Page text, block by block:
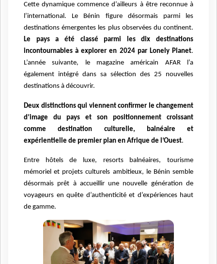
Cette dynamique commence d’ailleurs à être reconnue à
l’international. Le Bénin figure désormais parmi les
destinations émergentes les plus observées du continent.
Le pays a été classé parmi les dix destinations
incontournables à explorer en 2024 par Lonely Planet.
L’année suivante, le magazine américain AFARl’a
également intégré dans sa sélection des 25 nouvelles
destinations à découvrir.
Deux distinctions qui viennent confirmer le changement
d’image du pays et son positionnement croissant
comme destination culturelle, balnéaire et
expérientielle de premier plan en Afrique de l’Ouest.
Entre hôtels de luxe, resorts balnéaires, tourisme
mémoriel et projets culturels ambitieux, le Bénin semble
désormais prêt à accueillir une nouvelle génération de
voyageurs en quête d’authenticité et d’expériences haut
de gamme.